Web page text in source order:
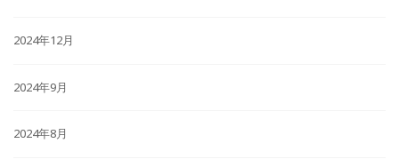
2024年12月
2024年9月
2024年8月